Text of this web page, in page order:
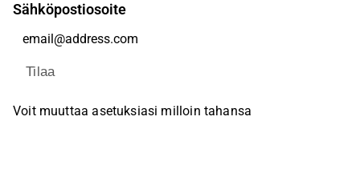
Sähköpostiosoite
Tilaa
Voit muuttaa asetuksiasi milloin tahansa